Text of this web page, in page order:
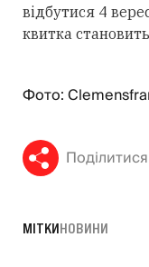
відбутися 4
квитка
Фото:
Поділитися
МІТКИНОВИНИ